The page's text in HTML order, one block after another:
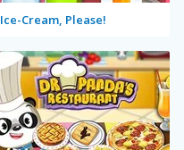
Ice-Cream, Please!